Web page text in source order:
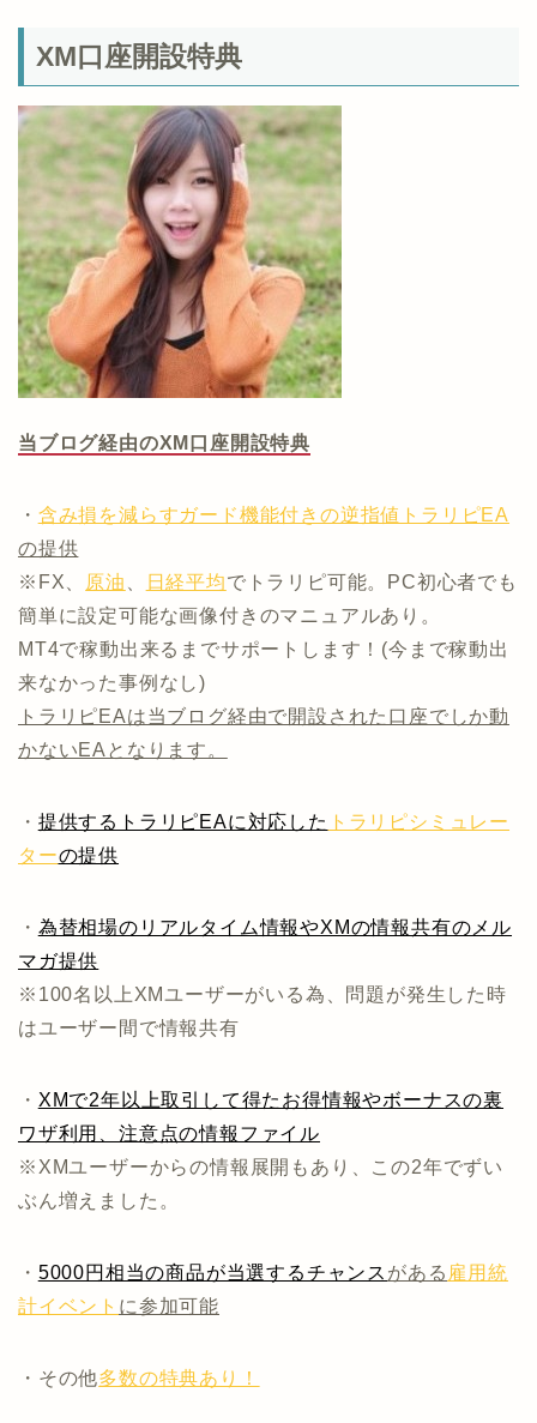
XM口座開設特典
当ブログ経由のXM口座開設特典
・ 含み損を減らすガード機能付きの逆指値トラリピEA
の提供
※FX、
原油 日経平均でトラリピ可能。PC初心者でも
簡単に設定可能な画像付きのマニュアルあり。
MT4で稼動出来るまでサポートします！(今まで稼動出
来なかった事例なし)
トラリピEAは当ブログ経由で開設された口座でしか動
かないEAとなります。
・ 提供するトラリピEAに対応した トラリピシミュレー
ターの提供
・ 為替相場のリアルタイム情報やXMの情報共有のメル
マガ提供
※100名以上XMユーザーがいる為、問題が発生した時
はユーザー間で情報共有
・ XMで2年以上取引して得たお得情報やボーナスの裏
ワザ利用、注意点の情報ファイル
※XMユーザーからの情報展開もあり、この2年でずい
ぶん増えました。
・ 5000円相当の商品が当選するチャンス がある 雇用統
計イベント に参加可能
・その他多数の特典あり！